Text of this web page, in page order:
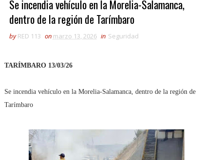
Se incendia vehículo en la Morelia-Salamanca,
dentro de la región de Tarímbaro
by RED 113 on marzo 13, 2026 in Seguridad
TARÍMBARO 13/03/26
Se incendia vehículo en la Morelia-Salamanca, dentro de la región de
Tarímbaro